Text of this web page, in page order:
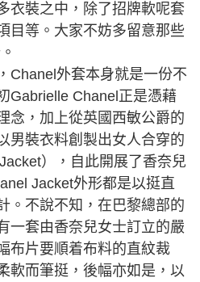
衣裝之中，除了招牌軟呢套
目等。大家不妨多留意那些
Chanel外套本身就是一份不
Gabrielle Chanel正是憑藉
念，加上從英國西敏公爵的
男裝衣料創製出女人合穿的
），自此開展了香奈兒
Jacket外形都是以挺直
。不說不知，在巴黎總部的
一套由香奈兒女士訂立的嚴
布片要順着布料的直紋裁
軟而筆挺，後幅亦如是，以